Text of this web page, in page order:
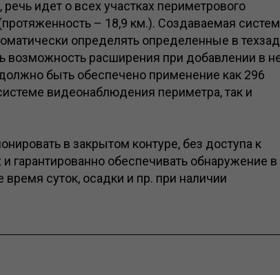
идет о всех участках периметрового
– 18,9 км.). Создаваемая
определять определенные в
возможность расширения при добавлении в
быть обеспечено применение как 296
видеонаблюдения периметра, так и
в закрытом контуре, без доступа к
обеспечивать обнаружение в
суток, осадки и пр. при наличии